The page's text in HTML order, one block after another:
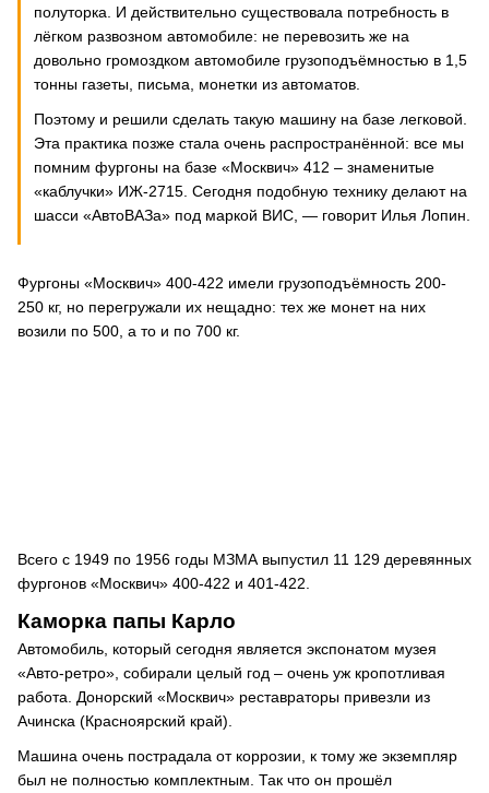
полуторка. И действительно существовала потребность в
лёгком развозном автомобиле: не перевозить же на
довольно громоздком автомобиле грузоподъёмностью в 1,5
тонны газеты, письма, монетки из автоматов.
Поэтому и решили сделать такую машину на базе легковой.
Эта практика позже стала очень распространённой: все мы
помним фургоны на базе «Москвич» 412 – знаменитые
«каблучки» ИЖ-2715. Сегодня подобную технику делают на
шасси «АвтоВАЗа» под маркой ВИС, — говорит Илья Лопин.
Фургоны «Москвич» 400-422 имели грузоподъёмность 200-
250 кг, но перегружали их нещадно: тех же монет на них
возили по 500, а то и по 700 кг.
Всего с 1949 по 1956 годы МЗМА выпустил 11 129 деревянных
фургонов «Москвич» 400-422 и 401-422.
Каморка папы Карло
Автомобиль, который сегодня является экспонатом музея
«Авто-ретро», собирали целый год – очень уж кропотливая
работа. Донорский «Москвич» реставраторы привезли из
Ачинска (Красноярский край).
Машина очень пострадала от коррозии, к тому же экземпляр
был не полностью комплектным. Так что он прошёл